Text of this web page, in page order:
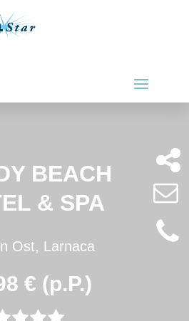
BEACH
& SPA
Ost, Larnaca
€ (p.P.)